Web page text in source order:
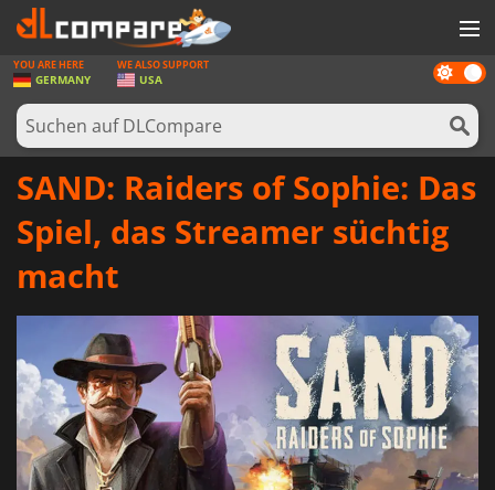
SPIELE
SPIEL KARTEN
SOFTWARE
HARDWARE
ANMELDEN ODER REGISTRIEREN
Dark
mode
YOU ARE HERE
GERMANY
WE ALSO SUPPORT
USA
SAND: Raiders of Sophie: Das
Spiel, das Streamer süchtig
macht